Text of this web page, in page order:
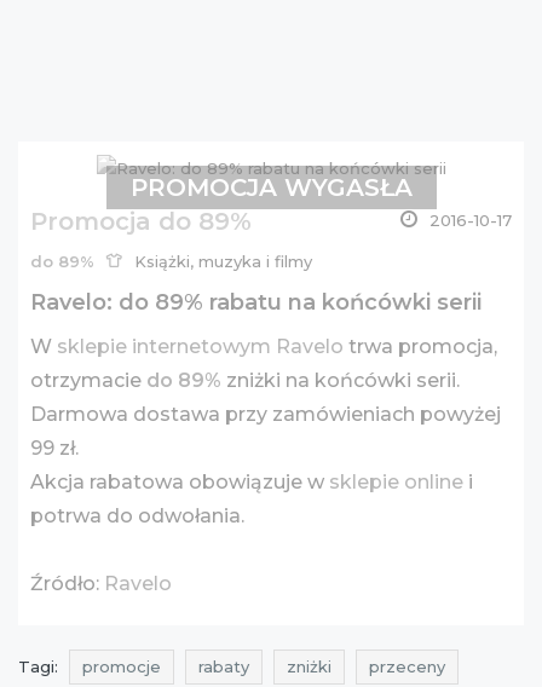
Promocja do 89% 2016-10-17
do 89% Książki, muzyka i filmy
Ravelo: do 89% rabatu na końcówki serii
W sklepie internetowym Ravelo trwa promocja,
otrzymacie do 89% zniżki na końcówki serii.
Darmowa dostawa przy zamówieniach powyżej
99 zł.
Akcja rabatowa obowiązuje w sklepie online i
potrwa do odwołania.
Źródło: Ravelo
PROMOCJA WYGASŁA
Tagi: promocje rabaty zniżki przeceny